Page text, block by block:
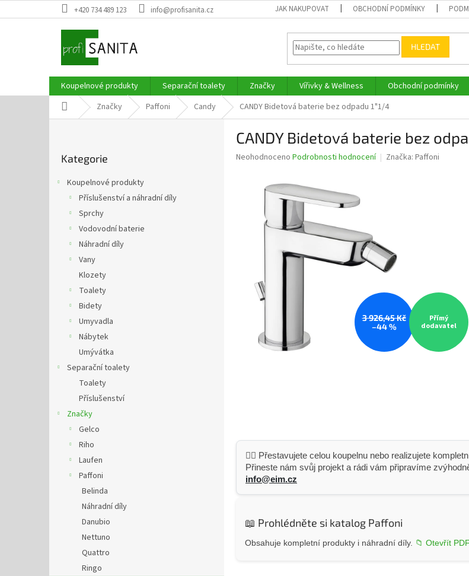
na
+420 734 489 123 info@profisanita.cz JAK NAKUPOVAT OBCHODNÍ PODMÍNKY
HLEDAT
Koupelnové produkty Separační toalety Značky Vířivky & Wellness Obchodní podmínky
Domů Značky Paffoni Candy CANDY Bidetová baterie bez odpadu 1"1/4
kategorie
Kategorie
Koupelnové produkty
Příslušenství a náhradní díly
Sprchy
Vodovodní baterie
Náhradní díly
Vany
Klozety
Toalety
Bidety
Umyvadla
Nábytek
Umývátka
Separační toalety
Toalety
Příslušenství
Značky
Gelco
Riho
Laufen
Paffoni
Belinda
Náhradní díly
Danubio
Nettuno
Quattro
Ringo
CANDY Bidetová baterie bez
Průměrné
hvězdiček.
Neohodnoceno Podrobnosti hodnocení Značka: Paffoni
3 926,45 Kč
–44 %
Přímý
dodavatel
👷‍♂️ Přestavujete celou koupelnu nebo realizujete
Přineste nám svůj projekt a rádi vám připravíme
info@eim.cz
📖 Prohlédněte si katalog Paffoni
Obsahuje kompletní produkty i náhradní díly. 📁 Otevřít